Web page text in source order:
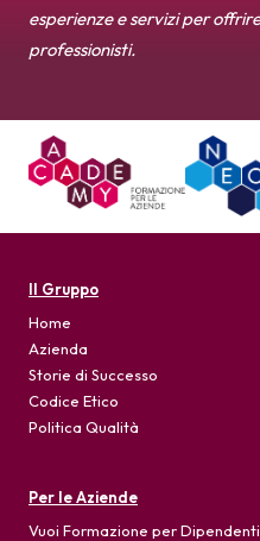
esperienze e servizi per
professionisti.
Il Gruppo
Home
Azienda
Storie di Successo
Codice Etico
Politica Qualità
Per le Aziende
Vuoi Formazione per